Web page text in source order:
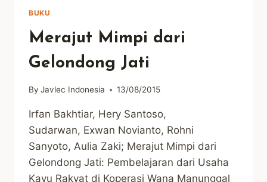
BUKU
Merajut Mimpi dari
Gelondong Jati
By Javlec Indonesia 13/08/2015
Irfan Bakhtiar, Hery Santoso,
Sudarwan, Exwan Novianto, Rohni
Sanyoto, Aulia Zaki; Merajut Mimpi dari
Gelondong Jati: Pembelajaran dari Usaha
Kayu Rakyat di Koperasi Wana Manunggal